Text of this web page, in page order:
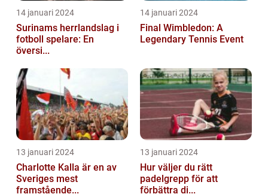
14 januari 2024
Surinams herrlandslag i
fotboll spelare: En
översi...
14 januari 2024
Final Wimbledon: A
Legendary Tennis Event
13 januari 2024
Charlotte Kalla är en av
Sveriges mest
framstående...
13 januari 2024
Hur väljer du rätt
padelgrepp för att
förbättra di...